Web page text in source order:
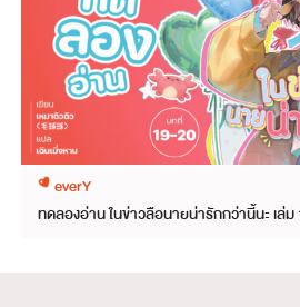
everY
ทดลองอ่าน ในข่าวลือนายน่ารักกว่านี้นะ เล่